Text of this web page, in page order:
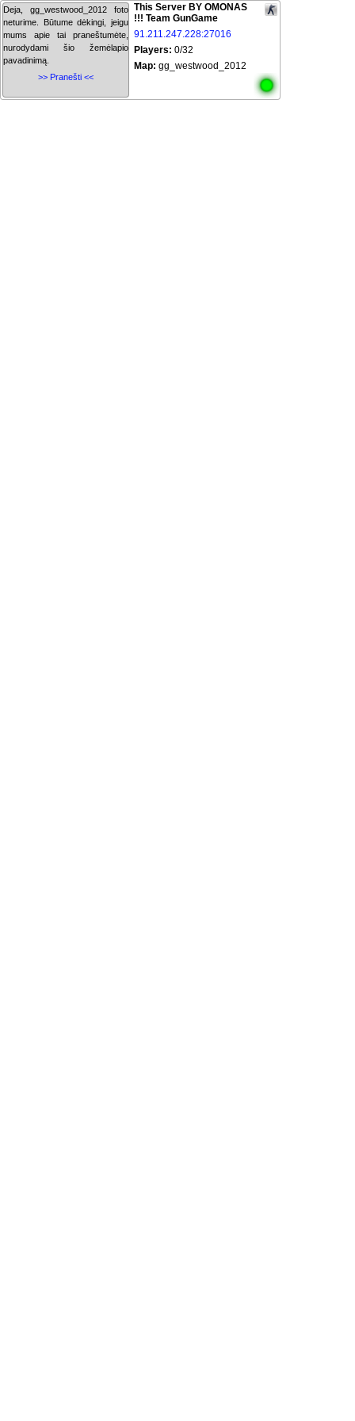
Deja, gg_westwood_2012 foto
neturime. Būtume dėkingi, jeigu
mums apie tai praneštumėte,
nurodydami šio žemėlapio
pavadinimą.
>> Pranešti <<
This Server BY OMONAS
!!! Team GunGame
91.211.247.228:27016
Players: 0/32
Map: gg_westwood_2012